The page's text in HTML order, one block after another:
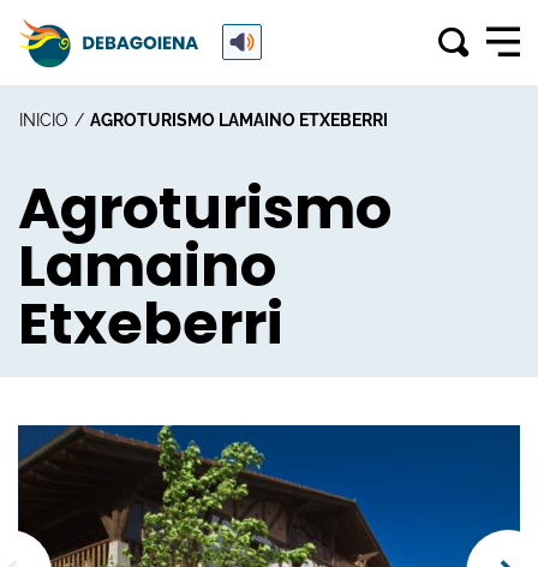
INICIO AGROTURISMO LAMAINO ETXEBERRI
Agroturismo
Lamaino
Etxeberri